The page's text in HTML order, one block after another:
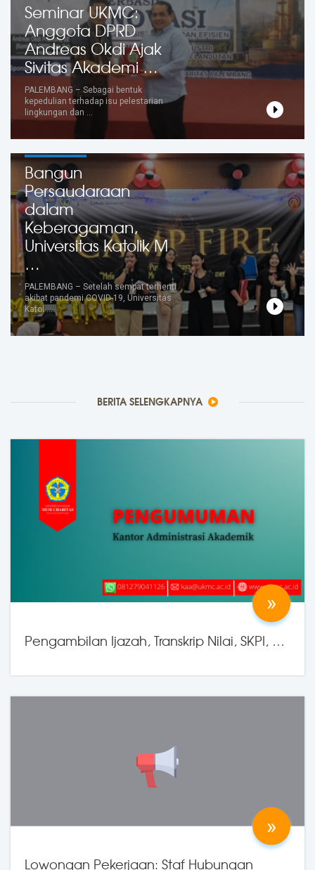
Seminar UKMC:
Anggota DPRD
Andreas Okdi Ajak
Sivitas Akademi …
PALEMBANG – Sebagai bentuk
kepedulian terhadap isu pelestarian
lingkungan dan …
Bangun
Persaudaraan
dalam
Keberagaman,
Universitas Katolik M
…
PALEMBANG – Setelah sempat terhenti
akibat pandemi COVID-19, Universitas
Katol …
BERITA SELENGKAPNYA
»
Pengambilan Ijazah, Transkrip Nilai, SKPI, …
»
Lowongan Pekerjaan: Staf Hubungan